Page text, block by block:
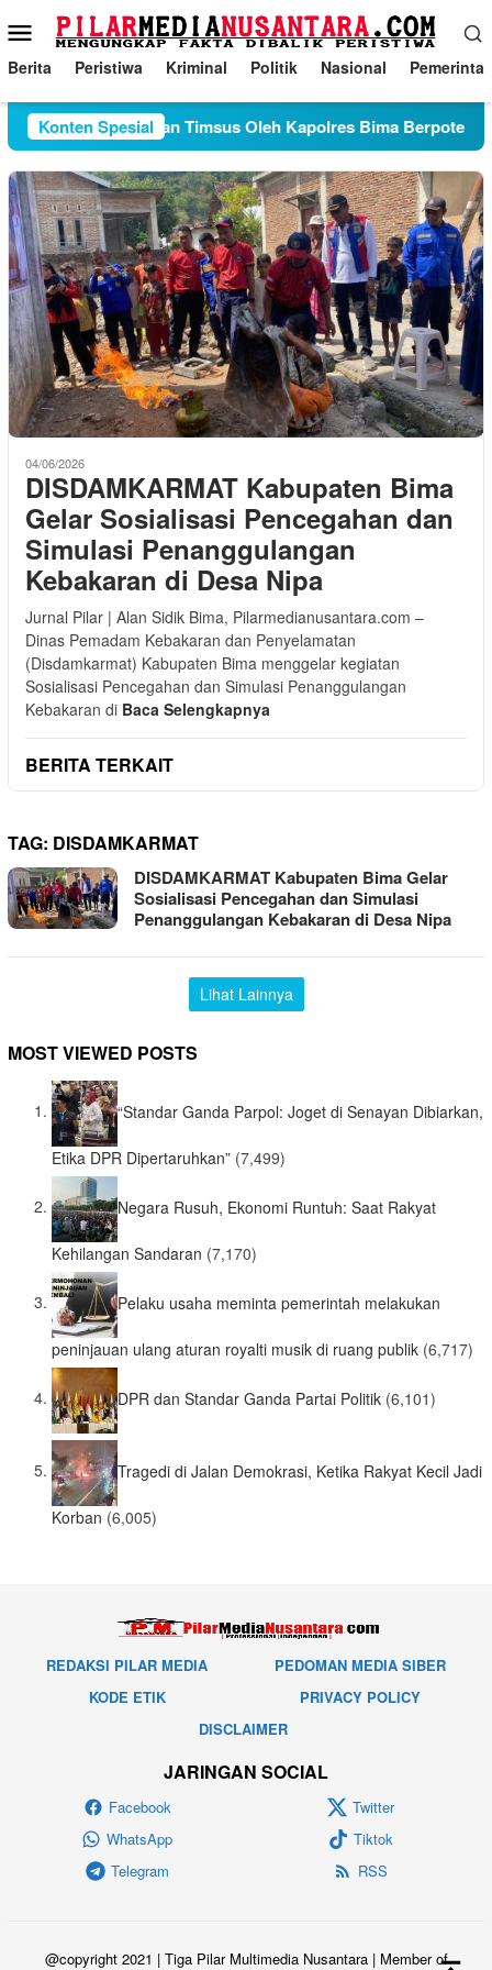
ke
konten
Menu
Mobile
Berita Peristiwa Kriminal Politik Nasional
Konten Spesial
Pembentukan Timsus Oleh Kapolres Bima Berpotensi
04/06/2026
DISDAMKARMAT Kabupaten Bima
Gelar Sosialisasi Pencegahan dan
Simulasi Penanggulangan
Kebakaran di Desa Nipa
Jurnal Pilar | Alan Sidik Bima, Pilarmedianusantara.com –
Dinas Pemadam Kebakaran dan Penyelamatan
(Disdamkarmat) Kabupaten Bima menggelar kegiatan
Sosialisasi Pencegahan dan Simulasi Penanggulangan
Kebakaran di Baca Selengkapnya
BERITA TERKAIT
TAG: DISDAMKARMAT
DISDAMKARMAT Kabupaten Bima Gelar
Sosialisasi Pencegahan dan Simulasi
Penanggulangan Kebakaran di Desa Nipa
Lihat Lainnya
MOST VIEWED POSTS
“Standar Ganda Parpol: Joget di Senayan Dibiarkan,
Etika DPR Dipertaruhkan” (7,499)
Negara Rusuh, Ekonomi Runtuh: Saat Rakyat
Kehilangan Sandaran (7,170)
Pelaku usaha meminta pemerintah melakukan
peninjauan ulang aturan royalti musik di ruang publik (6,717)
DPR dan Standar Ganda Partai Politik (6,101)
Tragedi di Jalan Demokrasi, Ketika Rakyat Kecil Jadi
Korban (6,005)
REDAKSI PILAR MEDIA
PEDOMAN MEDIA SIBER
KODE ETIK
PRIVACY POLICY
DISCLAIMER
JARINGAN SOCIAL
Facebook
Twitter
WhatsApp
Tiktok
Telegram
RSS
@copyright 2021 | Tiga Pilar Multimedia Nusantara | Member of